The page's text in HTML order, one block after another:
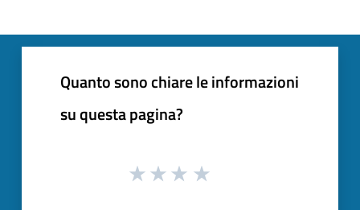
Quanto sono chiare le informazioni
su questa pagina?